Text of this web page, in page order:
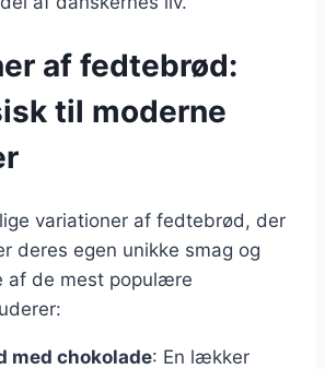
af fedtebrød:
til moderne
variationer af fedtebrød, der
deres egen unikke smag og
af de mest populære
med chokolade: En lækker